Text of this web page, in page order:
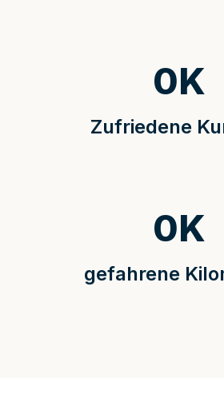
Zufriedene
0K
gefahrene
0K